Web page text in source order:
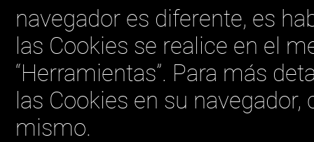
navegador es diferente, es
las Cookies se realice en el
“Herramientas”. Para más
las Cookies en su
mismo.